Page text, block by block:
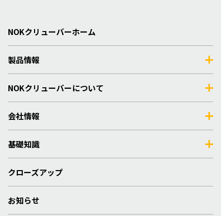
NOKクリューバーホーム
製品情報
NOKクリューバーについて
会社情報
基礎知識
クローズアップ
お知らせ